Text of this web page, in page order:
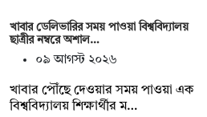
খাবার ডেলিভারির সময় পাওয়া বিশ্ববিদ্যালয়
ছাত্রীর নম্বরে অশাল…
০৯ আগস্ট ২০২৬
খাবার পৌঁছে দেওয়ার সময় পাওয়া এক
বিশ্ববিদ্যালয় শিক্ষার্থীর ম…